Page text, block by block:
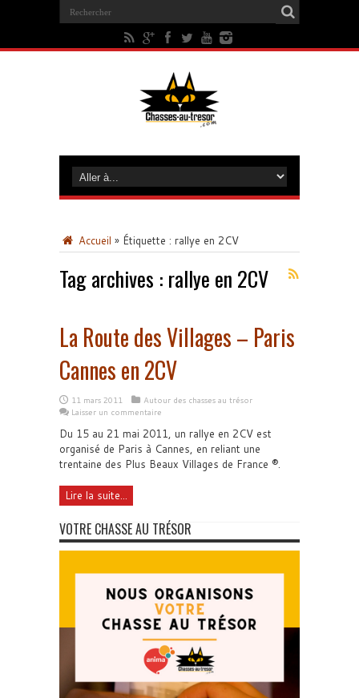
Accueil » Étiquette : rallye en 2CV
Tag archives : rallye en 2CV
La Route des Villages – Paris
Cannes en 2CV
11 mars 2011
Autour des chasses au trésor
Laisser un commentaire
Du 15 au 21 mai 2011, un rallye en 2CV est
organisé de Paris à Cannes, en reliant une
trentaine des Plus Beaux Villages de France ®.
Lire la suite...
VOTRE CHASSE AU TRÉSOR